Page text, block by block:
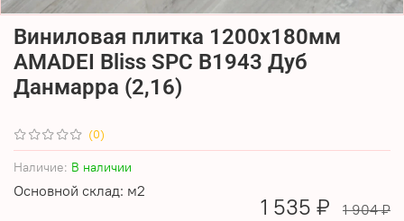
(0)
Наличие: В наличии
Основной склад: м2
Виниловая плитка 1200x180мм
AMADEI Bliss SPC B1943 Дуб
Данмарра (2,16)
1 535 ₽ 1 904 ₽